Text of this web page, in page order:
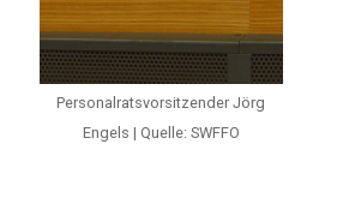
Personalratsvorsitzender Jörg
Engels | Quelle: SWFFO